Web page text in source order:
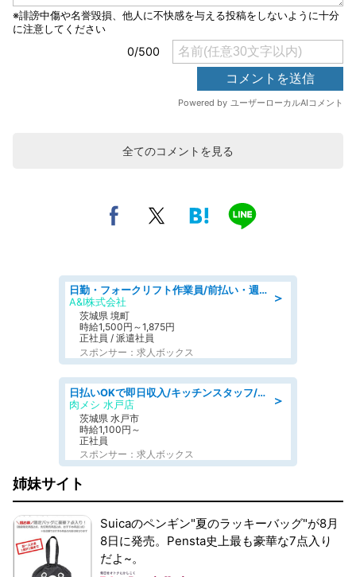
全てのコメントを見る
＞
日勤・フォークリフト作業員/前払い・週払い制度あり/長期安定/有給とりやすい/環境充実
A&I株式会社
茨城県 境町
時給1,500円～1,875円
正社員 / 派遣社員
スポンサー：求人ボックス
＞
日払いOKで即日収入/キッチンスタッフ/デリバリー業務など、自己成長可能な幅広い仕事に挑戦!髪型自由&ピアス・ネイルOK/茨城県/水戸市
肉メシ 水戸店
茨城県 水戸市
時給1,100円～
正社員
スポンサー：求人ボックス
姉妹サイト
Suicaのペンギン"夏のラッキーバッグ"が8月
8日に発売。Pensta史上最も豪華な7点入り
だよ~。